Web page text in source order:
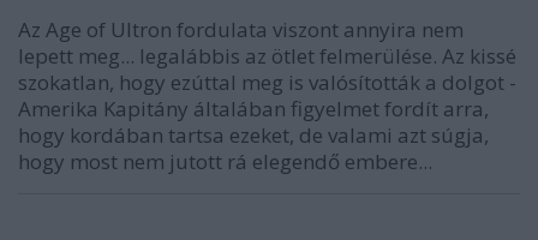
Az Age of Ultron fordulata viszont annyira nem
lepett meg... legalábbis az ötlet felmerülése. Az kissé
szokatlan, hogy ezúttal meg is valósították a dolgot -
Amerika Kapitány általában figyelmet fordít arra,
hogy kordában tartsa ezeket, de valami azt súgja,
hogy most nem jutott rá elegendő embere...